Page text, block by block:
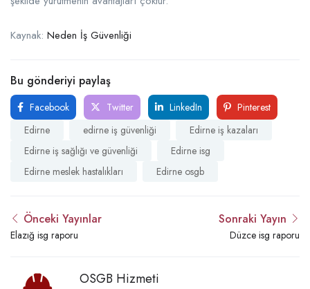
Kaynak: Neden İş Güvenliği
Bu gönderiyi paylaş
Facebook Twitter LinkedIn
Pinterest
Edirne
edirne iş güvenliği
Edirne iş kazaları
Edirne iş sağlığı ve güvenliği
Edirne isg
Edirne meslek hastalıkları
Edirne osgb
Önceki Yayınlar
Elazığ isg raporu
Sonraki Yayın
Düzce isg raporu
OSGB Hizmeti